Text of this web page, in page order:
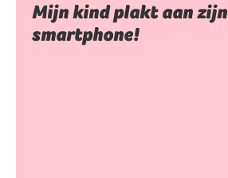
Mijn kind plakt aan zijn
smartphone!